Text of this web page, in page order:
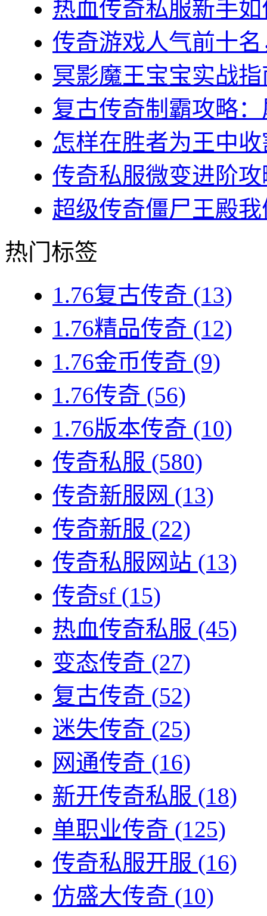
热血传奇私服新手
传奇游戏人气前十
冥影魔王宝宝实战
复古传奇制霸攻略
怎样在胜者为王中
传奇私服微变进阶
超级传奇僵尸王殿
热门标签
1.76复古传奇 (13)
1.76精品传奇 (12)
1.76金币传奇 (9)
1.76传奇 (56)
1.76版本传奇 (10)
传奇私服 (580)
传奇新服网 (13)
传奇新服 (22)
传奇私服网站 (13)
传奇sf (15)
热血传奇私服 (45)
变态传奇 (27)
复古传奇 (52)
迷失传奇 (25)
网通传奇 (16)
新开传奇私服 (18)
单职业传奇 (125)
传奇私服开服 (16)
仿盛大传奇 (10)